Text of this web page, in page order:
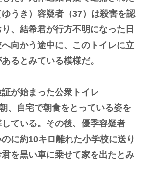
うき）容疑者（37）は殺害を認
、結希君が行方不明になった日
向かう途中に、このトイレに立
るとみている模様だ。
が始まった公衆トイレ
、自宅で朝食をとっている姿を
ている。その後、優季容疑者
に約10キロ離れた小学校に送り
を黒い車に乗せて家を出たとみ